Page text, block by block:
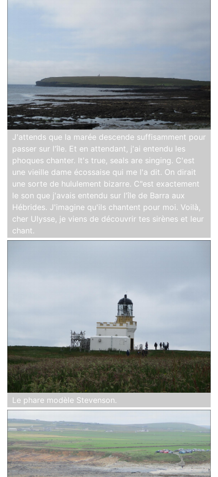
J'attends que la marée descende suffisamment pour
passer sur l'île. Et en attendant, j'ai entendu les
phoques chanter. It's true, seals are singing. C'est
une vieille dame écossaise qui me l'a dit. On dirait
une sorte de hululement bizarre. C"est exactement
le son que j'avais entendu sur l'île de Barra aux
Hébrides. J'imagine qu'ils chantent pour moi. Voilà,
cher Ulysse, je viens de découvrir tes sirènes et leur
chant.
Le phare modèle Stevenson.